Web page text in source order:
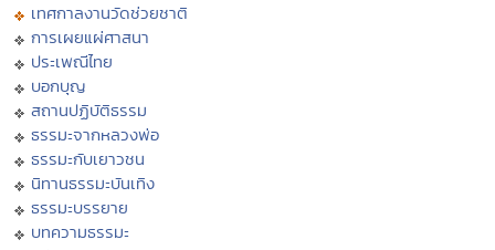
เทศกาลงานวัดช่วยชาติ
การเผยแผ่ศาสนา
ประเพณีไทย
บอกบุญ
สถานปฏิบัติธรรม
ธรรมะจากหลวงพ่อ
ธรรมะกับเยาวชน
นิทานธรรมะบันเทิง
ธรรมะบรรยาย
บทความธรรมะ